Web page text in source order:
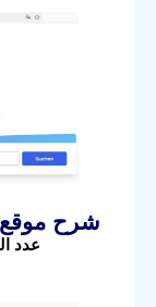
شرح موقع
عدد